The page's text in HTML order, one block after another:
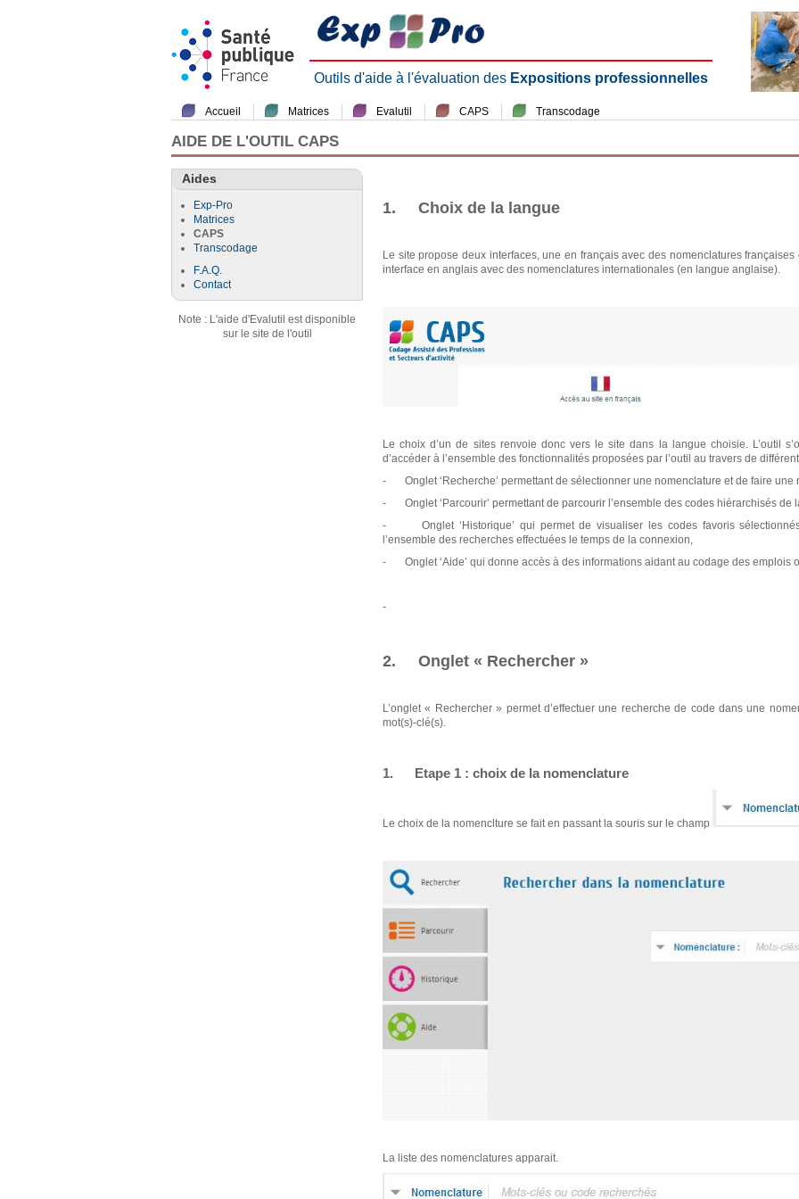
Outils d'aide à l'évaluation des Expositions professionnelles
Accueil Matrices Evalutil CAPS Transcodage
AIDE DE L'OUTIL CAPS
Aides
Exp-Pro
Matrices
CAPS
Transcodage
F.A.Q.
Contact
Note : L'aide d'Evalutil est disponible
sur le site de l'outil
1. Choix de la langue
Le site propose deux interfaces, une en français avec des nomenclatures
interface en anglais avec des nomenclatures internationales (en langue anglaise).
Le choix d’un de sites renvoie donc vers le site dans la langue choisie. L’outil
d’accéder à l’ensemble des fonctionnalités proposées par l’outil au travers de
- Onglet ‘Recherche’ permettant de sélectionner une nomenclature et de faire une
- Onglet ‘Parcourir’ permettant de parcourir l’ensemble des codes hiérarchisés de
- Onglet ‘Historique’ qui permet de visualiser les codes favoris
l’ensemble des recherches effectuées le temps de la connexion,
- Onglet ‘Aide’ qui donne accès à des informations aidant au codage des emplois
-
2. Onglet « Rechercher »
L’onglet « Rechercher » permet d’effectuer une recherche de code dans une
mot(s)-clé(s).
1. Etape 1 : choix de la nomenclature
Le choix de la nomenclture se fait en passant la souris sur le champ
La liste des nomenclatures apparait.